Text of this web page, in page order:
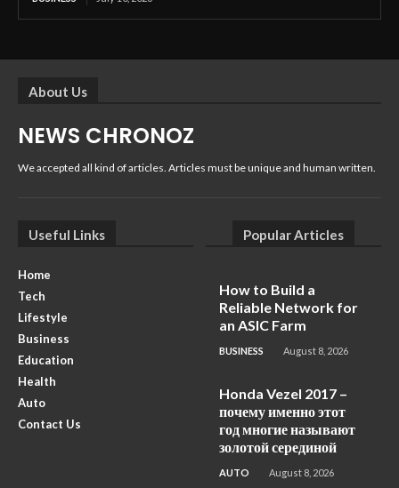
About Us
NEWS CHRONOZ
We accepted all kind of articles. Articles must be unique and human written.
Useful Links
Home
Tech
Lifestyle
Business
Education
Health
Auto
Contact Us
Popular Articles
How to Build a
Reliable Network for
an ASIC Farm
BUSINESS August 8, 2026
Honda Vezel 2017 –
почему именно этот
год многие называют
золотой серединой
AUTO August 8, 2026